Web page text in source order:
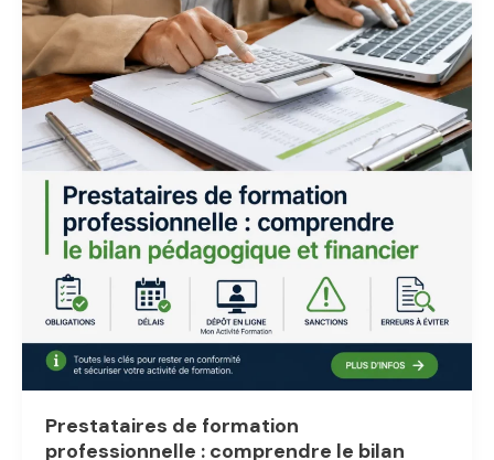
remplir
calculer
votre
relevé
d’acompte
d’impôt
sur
les
sociétés
Prestataires de formation
professionnelle : comprendre le bilan